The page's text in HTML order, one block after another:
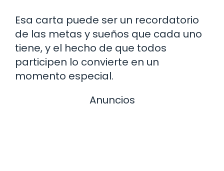
Esa carta puede ser un recordatorio
de las metas y sueños que cada uno
tiene, y el hecho de que todos
participen lo convierte en un
momento especial.
Anuncios